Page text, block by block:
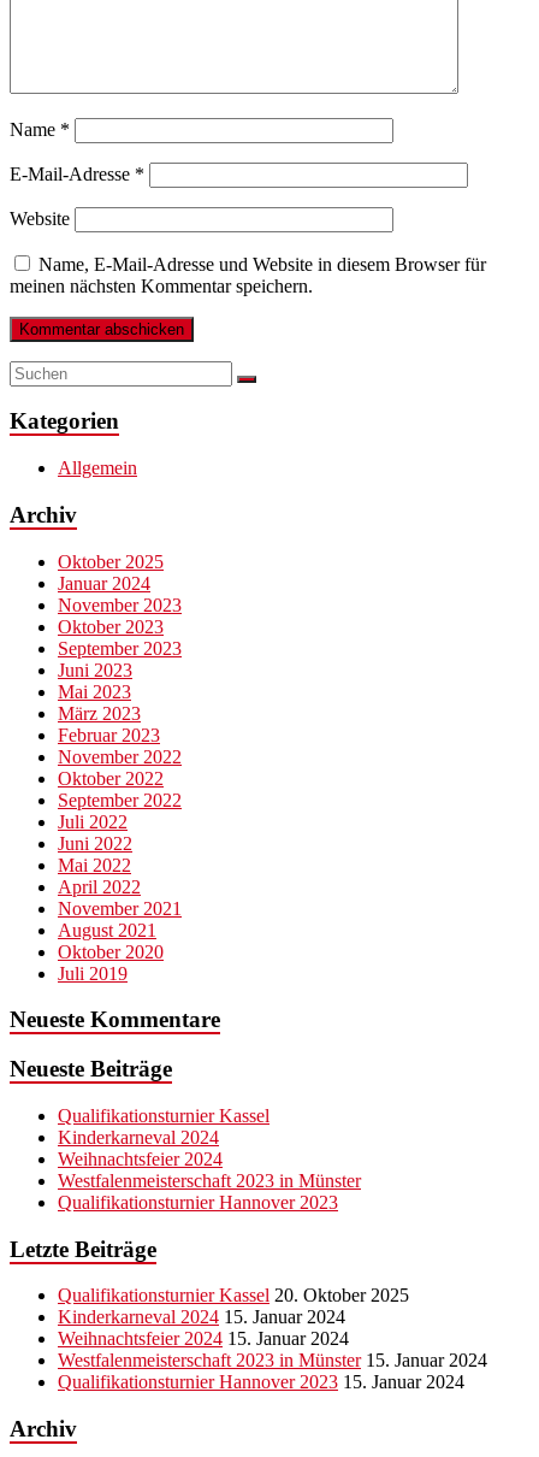
Name *
E-Mail-Adresse *
Website
Name, E-Mail-Adresse und Website in diesem Browser für
meinen nächsten Kommentar speichern.
Kategorien
Allgemein
Archiv
Oktober 2025
Januar 2024
November 2023
Oktober 2023
September 2023
Juni 2023
Mai 2023
März 2023
Februar 2023
November 2022
Oktober 2022
September 2022
Juli 2022
Juni 2022
Mai 2022
April 2022
November 2021
August 2021
Oktober 2020
Juli 2019
Neueste Kommentare
Neueste Beiträge
Qualifikationsturnier Kassel
Kinderkarneval 2024
Weihnachtsfeier 2024
Westfalenmeisterschaft 2023 in Münster
Qualifikationsturnier Hannover 2023
Letzte Beiträge
Qualifikationsturnier Kassel 20. Oktober 2025
Kinderkarneval 2024 15. Januar 2024
Weihnachtsfeier 2024 15. Januar 2024
Westfalenmeisterschaft 2023 in Münster 15. Januar 2024
Qualifikationsturnier Hannover 2023 15. Januar 2024
Archiv